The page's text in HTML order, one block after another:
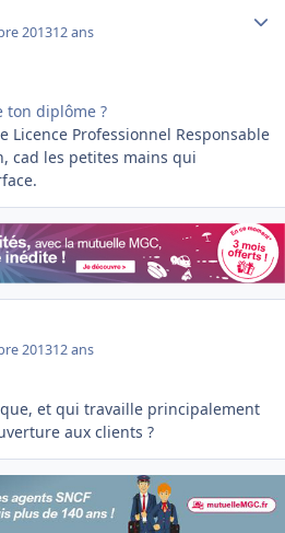
201312 ans
ton diplôme ?
Licence Professionnel Responsable
cad les petites mains qui
201312 ans
et qui travaille principalement
aux clients ?